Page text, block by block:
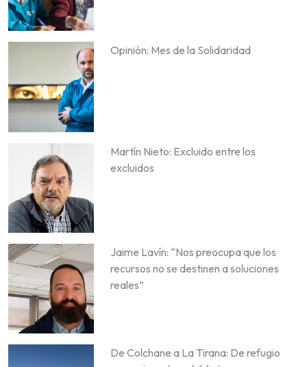
Opinión: Mes de la Solidaridad
Martín Nieto: Excluido entre los
excluidos
Jaime Lavín: “Nos preocupa que los
recursos no se destinen a soluciones
reales”
De Colchane a La Tirana: De refugio